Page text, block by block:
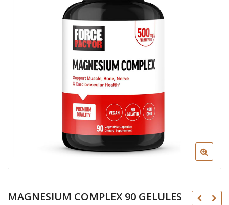
MAGNESIUM COMPLEX 90 GELULES